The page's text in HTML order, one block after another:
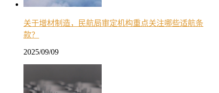
关于增材制造，民航局审定机构重点关注哪些适航条
款？
2025/09/09